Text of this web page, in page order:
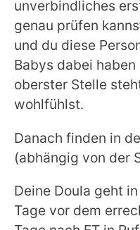
unverbindliches
genau prüfen
und du diese
Babys dabei
oberster Stelle
wohlfühlst.
Danach finden in
(abhängig von der
Deine Doula geht
Tage vor dem